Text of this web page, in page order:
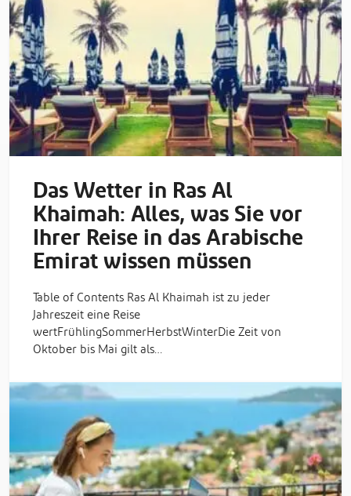
Das Wetter in Ras Al
Khaimah: Alles, was Sie vor
Ihrer Reise in das Arabische
Emirat wissen müssen
Table of Contents Ras Al Khaimah ist zu jeder
Jahreszeit eine Reise
wertFrühlingSommerHerbstWinterDie Zeit von
Oktober bis Mai gilt als…